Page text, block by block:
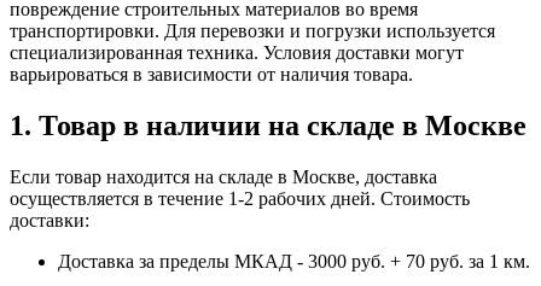
повреждение строительных материалов во время
транспортировки. Для перевозки и погрузки используется
специализированная техника. Условия доставки могут
варьироваться в зависимости от наличия товара.
1. Товар в наличии на складе в Москве
Если товар находится на складе в Москве, доставка
осуществляется в течение 1-2 рабочих дней. Стоимость
доставки:
Доставка за пределы МКАД - 3000 руб. + 70 руб. за 1 км.